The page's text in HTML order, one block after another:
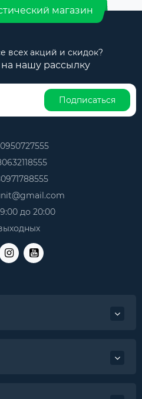
магазин
всех акций и скидок?
нашу рассылку
Подписаться
до 20:00